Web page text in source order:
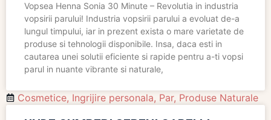
Vopsea Henna Sonia 30 Minute – Revolutia in industria
vopsirii parului! Industria vopsirii parului a evoluat de-a
lungul timpului, iar in prezent exista o mare varietate de
produse si tehnologii disponibile. Insa, daca esti in
cautarea unei solutii eficiente si rapide pentru a-ti vopsi
parul in nuante vibrante si naturale,
Cosmetice, Ingrijire personala, Par, Produse Naturale